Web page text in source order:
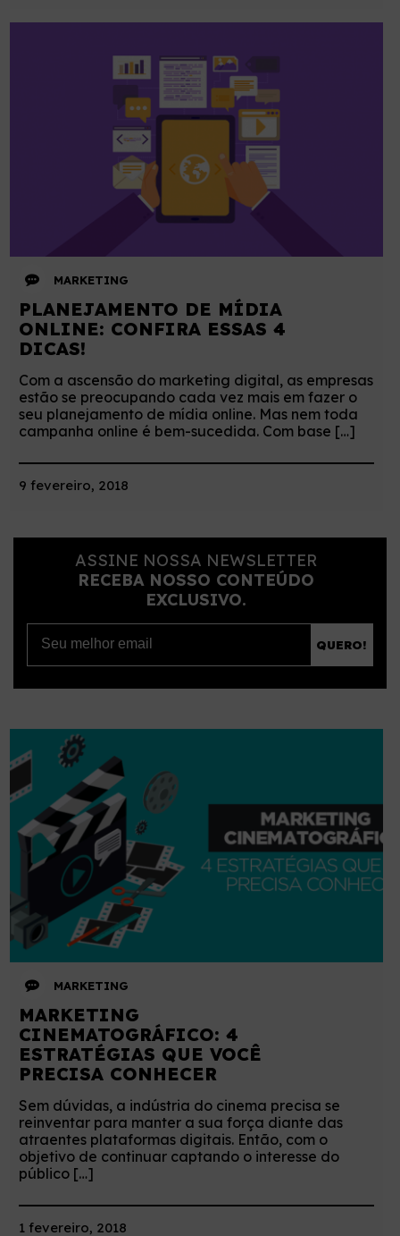
MARKETING
PLANEJAMENTO DE MÍDIA
ONLINE: CONFIRA ESSAS 4
DICAS!
Com a ascensão do marketing digital, as empresas
estão se preocupando cada vez mais em fazer o
seu planejamento de mídia online. Mas nem toda
campanha online é bem-sucedida. Com base […]
9 fevereiro, 2018
ASSINE NOSSA NEWSLETTER
RECEBA NOSSO CONTEÚDO
EXCLUSIVO.
MARKETING
MARKETING
CINEMATOGRÁFICO: 4
ESTRATÉGIAS QUE VOCÊ
PRECISA CONHECER
Sem dúvidas, a indústria do cinema precisa se
reinventar para manter a sua força diante das
atraentes plataformas digitais. Então, com o
objetivo de continuar captando o interesse do
público […]
1 fevereiro, 2018